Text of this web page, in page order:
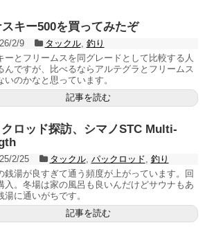
キー500を買ってみたぞ
2/9 タックル, 釣り
ーとフリームスを同グレードとして比較する人
んですが、比べるならアルテグラとフリームス
いのかなと思っています。
記事を読む
ロッド探訪、シマノSTC Multi-
2/25 タックル, パックロッド 釣り
銭湯が良すぎて通う頻度が上がっています。回
入。冬場は家の風呂も良いんだけどサウナもあ
湯に通いがちです。
記事を読む